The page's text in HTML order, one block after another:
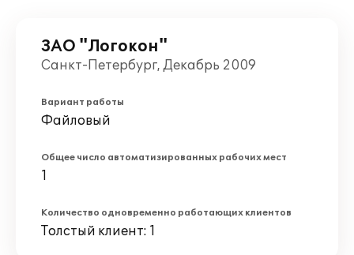
ЗАО "Логокон"
Санкт-Петербург, Декабрь 2009
Вариант работы
Файловый
Общее число автоматизированных рабочих мест
1
Количество одновременно работающих клиентов
Толстый клиент: 1